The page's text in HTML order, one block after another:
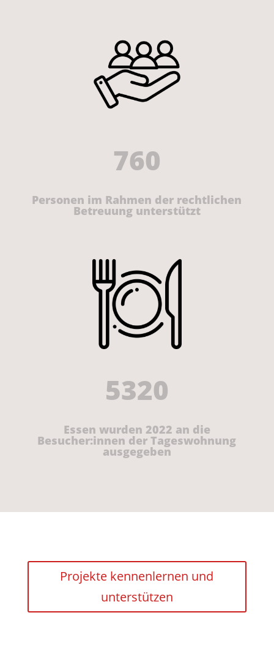
760
Personen im Rahmen der rechtlichen
Betreuung unterstützt
5320
Essen wurden 2022 an die
Besucher:innen der Tageswohnung
ausgegeben
Projekte kennenlernen und
unterstützen